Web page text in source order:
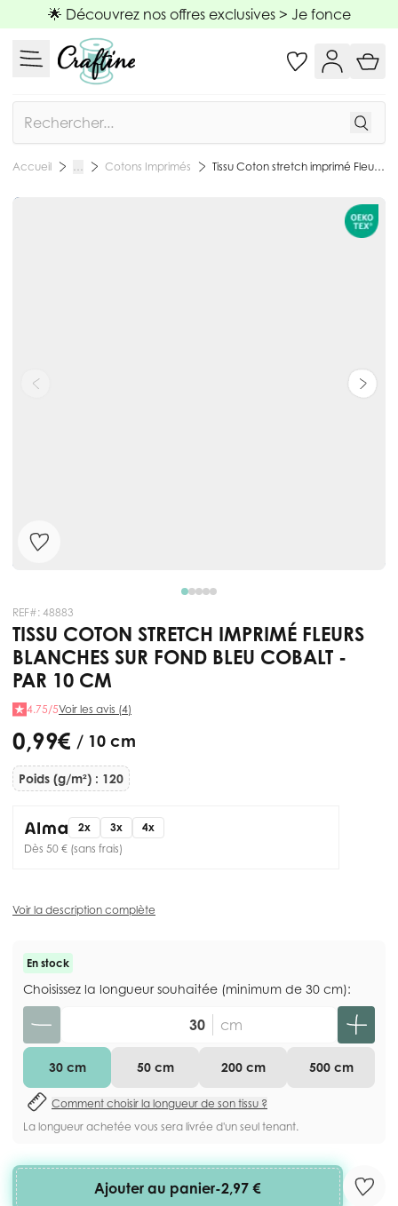
Allez au contenu
🌟 Découvrez nos offres exclusives > Je fonce
Accueil … Cotons Imprimés Tissu Coton stretch imprimé Fleurs blanches sur fond Bleu cobalt - Par 10 cm
REF#: 48883
TISSU COTON STRETCH IMPRIMÉ FLEURS
BLANCHES SUR FOND BLEU COBALT -
PAR 10 CM
4.75/5Voir les avis (4)
0,99 € / 10 cm
Poids (g/m²) : 120
2x 3x
4x
Dès 50 € (sans frais)
Voir la description complète
En stock
Choisissez la longueur souhaitée (minimum de 30 cm):
cm
30 cm 50 cm 200 cm 500 cm
Comment choisir la longueur de son tissu ?
La longueur achetée vous sera livrée d'un seul tenant.
Ajouter au panier-2,97 €